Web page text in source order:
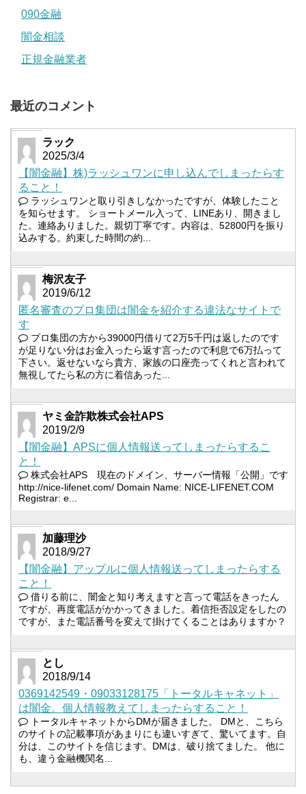
090金融
闇金相談
正規金融業者
最近のコメント
ラック
2025/3/4
【闇金融】株)ラッシュワンに申し込んでしまったらす
ること！
ラッシュワンと取り引きしなかったですが、体験したこと
を知らせます。 ショートメール入って、LINEあり、開きまし
た。連絡ありました。親切丁寧です。内容は、52800円を振り
込みする。約束した時間の約...
梅沢友子
2019/6/12
匿名審査のプロ集団は闇金を紹介する違法なサイトで
す
プロ集団の方から39000円借りて2万5千円は返したのです
が足りない分はお金入ったら返す言ったので利息で6万払って
下さい。返せないなら貴方、家族の口座売ってくれと言われて
無視してたら私の方に着信あった...
ヤミ金詐欺株式会社APS
2019/2/9
【闇金融】APSに個人情報送ってしまったらするこ
と！
株式会社APS 現在のドメイン、サーバー情報「公開」です
http://nice-lifenet.com/ Domain Name: NICE-LIFENET.COM
Registrar: e...
加藤理沙
2018/9/27
【闇金融】アップルに個人情報送ってしまったらする
こと！
借りる前に、闇金と知り考えますと言って電話をきったん
ですが、再度電話がかかってきました。着信拒否設定をしたの
ですが、また電話番号を変えて掛けてくることはありますか？
とし
2018/9/14
0369142549・09033128175「トータルキャネット」
は闇金。個人情報教えてしまったらすること！
トータルキャネットからDMが届きました。 DMと、こちら
のサイトの記載事項があまりにも違いすぎて、驚いてます。自
分は、このサイトを信じます。DMは、破り捨てました。 他に
も、違う金融機関名...